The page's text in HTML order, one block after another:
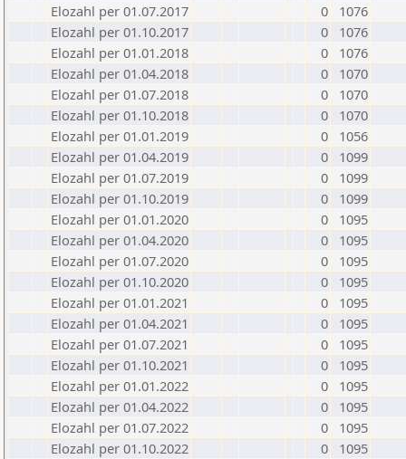
Elozahl per 01.07.2017
0
1076
Elozahl per 01.10.2017
0
1076
Elozahl per 01.01.2018
0
1076
Elozahl per 01.04.2018
0
1070
Elozahl per 01.07.2018
0
1070
Elozahl per 01.10.2018
0
1070
Elozahl per 01.01.2019
0
1056
Elozahl per 01.04.2019
0
1099
Elozahl per 01.07.2019
0
1099
Elozahl per 01.10.2019
0
1099
Elozahl per 01.01.2020
0
1095
Elozahl per 01.04.2020
0
1095
Elozahl per 01.07.2020
0
1095
Elozahl per 01.10.2020
0
1095
Elozahl per 01.01.2021
0
1095
Elozahl per 01.04.2021
0
1095
Elozahl per 01.07.2021
0
1095
Elozahl per 01.10.2021
0
1095
Elozahl per 01.01.2022
0
1095
Elozahl per 01.04.2022
0
1095
Elozahl per 01.07.2022
0
1095
Elozahl per 01.10.2022
0
1095